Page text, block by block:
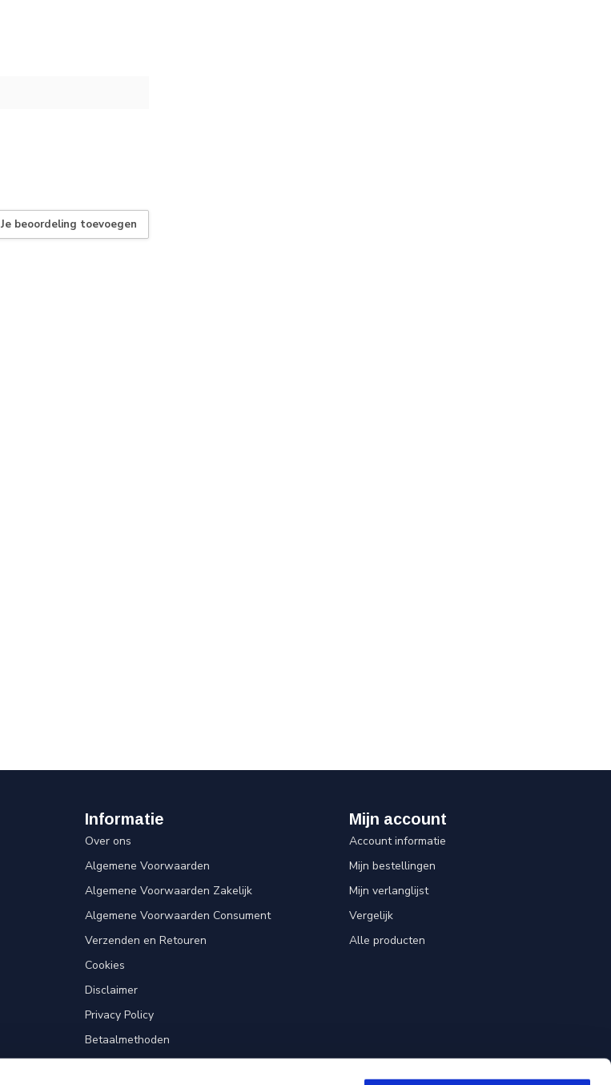
Je beoordeling toevoegen
Informatie
Over ons
Algemene Voorwaarden
Algemene Voorwaarden Zakelijk
Algemene Voorwaarden Consument
Verzenden en Retouren
Cookies
Disclaimer
Privacy Policy
Betaalmethoden
Mijn account
Account informatie
Mijn bestellingen
Mijn verlanglijst
Vergelijk
Alle producten